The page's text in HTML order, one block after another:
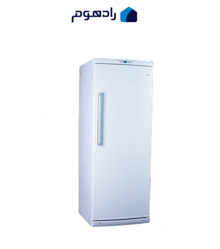
یخچال فریزر پارس مدل چهار ستاره 1700
یخچال فریزر یخچال فریزر پار ...